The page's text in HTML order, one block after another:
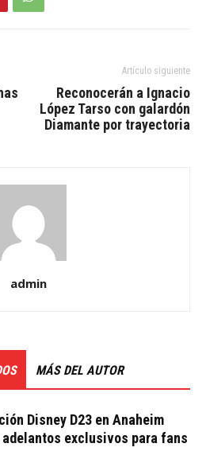
Artículo siguiente
Reconocerán a Ignacio
López Tarso con galardón
Diamante por trayectoria
admin
MÁS DEL AUTOR
Disney D23 en Anaheim
adelantos exclusivos para fans